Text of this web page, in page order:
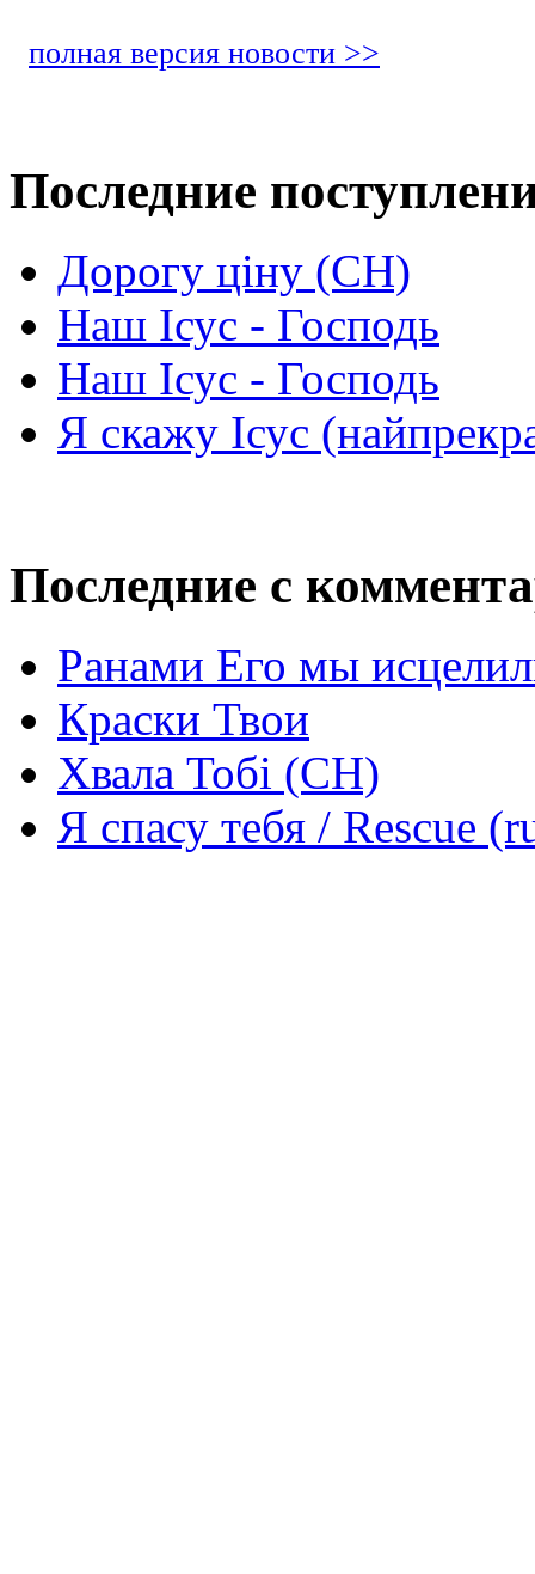
полная версия новости >>
Последние
Дорогу ціну (СН)
Наш Ісус - Господь
Наш Ісус - Господь
Я скажу Ісус
Последние с
Ранами Его мы
Краски Твои
Хвала Тобі (СН)
Я спасу тебя / Rescue